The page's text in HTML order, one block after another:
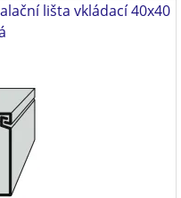
lišta vkládací 40x40